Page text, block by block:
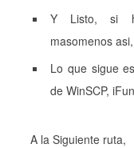
Y Listo, si
masomenos
Lo que sigue
de WinSCP,
A la Siguiente ruta,